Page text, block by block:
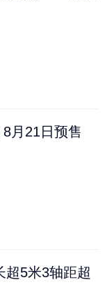
月21日预售
超5米3轴距超